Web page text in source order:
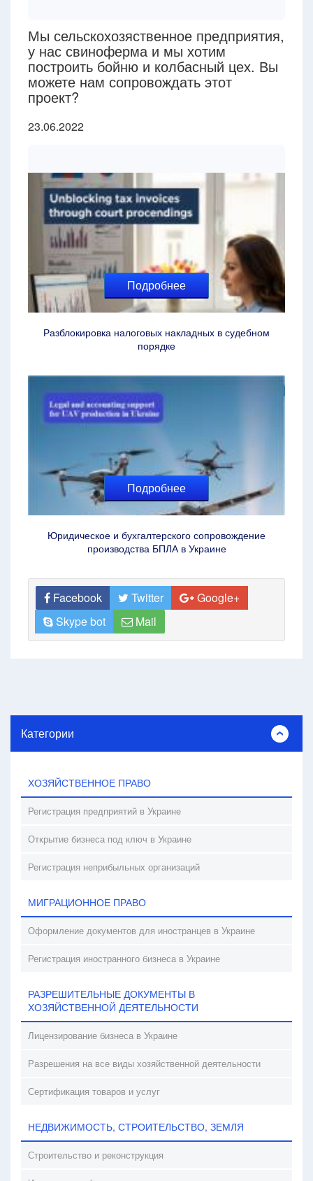
Мы сельскохозяственное предприятия,
у нас свиноферма и мы хотим
построить бойню и колбасный цех. Вы
можете нам сопровождать этот
проект?
23.06.2022
Подробнее
Разблокировка налоговых накладных в судебном
порядке
Подробнее
Юридическое и бухгалтерского сопровождение
производства БПЛА в Украине
Facebook Twitter
Google+
Skype bot
Mail
Категории
ХОЗЯЙСТВЕННОЕ ПРАВО
Регистрация предприятий в Украине
Открытие бизнеса под ключ в Украине
Регистрация неприбыльных организаций
МИГРАЦИОННОЕ ПРАВО
Оформление документов для иностранцев в Украине
Регистрация иностранного бизнеса в Украине
РАЗРЕШИТЕЛЬНЫЕ ДОКУМЕНТЫ В
ХОЗЯЙСТВЕННОЙ ДЕЯТЕЛЬНОСТИ
Лицензирование бизнеса в Украине
Разрешения на все виды хозяйственной деятельности
Сертификация товаров и услуг
НЕДВИЖИМОСТЬ, СТРОИТЕЛЬСТВО, ЗЕМЛЯ
Строительство и реконструкция